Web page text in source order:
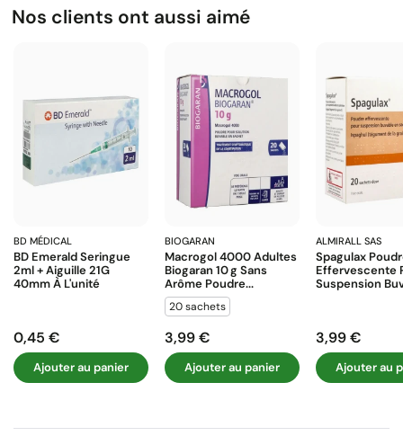
Nos clients ont aussi aimé
BD MÉDICAL
BD Emerald Seringue
2ml + Aiguille 21G
40mm À L'unité
Prix
0,45 €
Ajouter au panier
BIOGARAN
Macrogol 4000 Adultes
Biogaran 10 G Sans
Arôme Poudre...
20 sachets
Prix
3,99 €
Ajouter au panier
ALMIRALL SAS
Spagulax
Effervescente
Suspension
Prix
3,99 €
Ajouter au